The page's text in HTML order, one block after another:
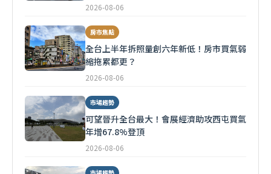
2026-08-06
房市焦點
全台上半年拆照量創六年新低！房市買氣弱
縮拖累都更？
2026-08-06
市場趨勢
可望晉升全台最大！會展經濟助攻西屯買氣
年增67.8%登頂
2026-08-06